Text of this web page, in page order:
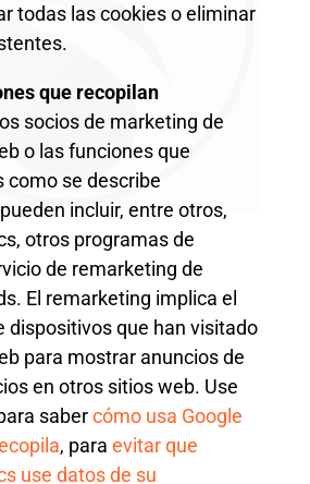
todas las cookies o eliminar
que recopilan
socios de marketing de
o las funciones que
como se describe
incluir, entre otros,
otros programas de
de remarketing de
El remarketing implica el
dispositivos que han visitado
para mostrar anuncios de
en otros sitios web. Use
saber cómo usa Google
, para evitar que
use datos de su